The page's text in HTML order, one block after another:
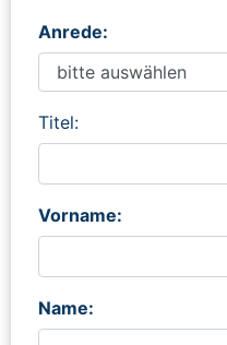
Anrede:
Titel:
Vorname:
Name: